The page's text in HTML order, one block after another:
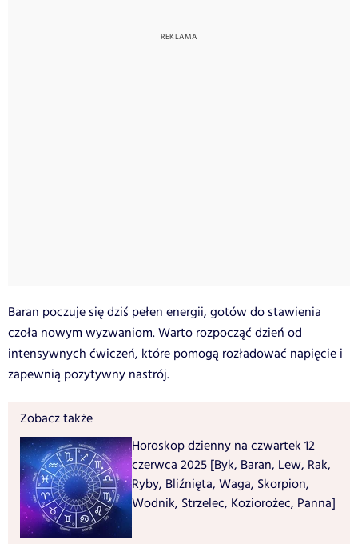
Baran poczuje się dziś pełen energii, gotów do stawienia
czoła nowym wyzwaniom. Warto rozpocząć dzień od
intensywnych ćwiczeń, które pomogą rozładować napięcie i
zapewnią pozytywny nastrój.
Zobacz także
Horoskop dzienny na czwartek 12
czerwca 2025 [Byk, Baran, Lew, Rak,
Ryby, Bliźnięta, Waga, Skorpion,
Wodnik, Strzelec, Koziorożec, Panna]